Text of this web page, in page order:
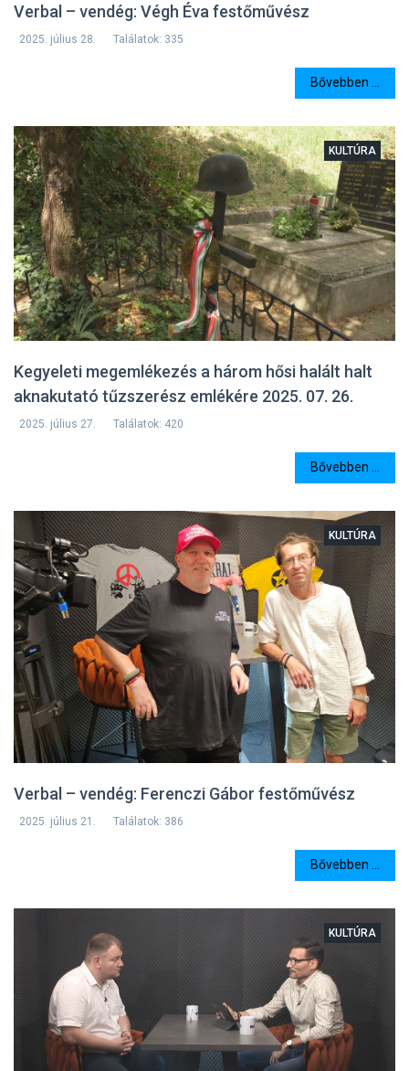
Verbal – vendég: Végh Éva festőművész
2025. július 28. Találatok: 335
Bővebben ...
Kegyeleti megemlékezés a három hősi halált halt
aknakutató tűzszerész emlékére 2025. 07. 26.
KULTÚRA
2025. július 27. Találatok: 420
Bővebben ...
Verbal – vendég: Ferenczi Gábor festőművész
KULTÚRA
2025. július 21. Találatok: 386
Bővebben ...
KULTÚRA